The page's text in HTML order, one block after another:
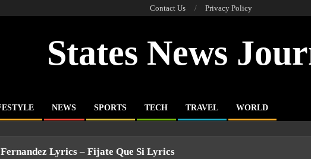
Contact Us Privacy Policy
States News
NEWS SPORTS TECH TRAVEL WORLD
Lyrics – Fijate Que Si Lyrics